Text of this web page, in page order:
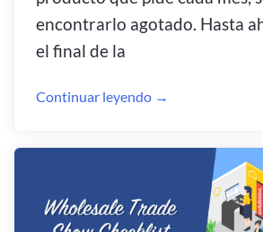
encontrarlo agotado. Hasta
el final de la
Continuar leyendo →